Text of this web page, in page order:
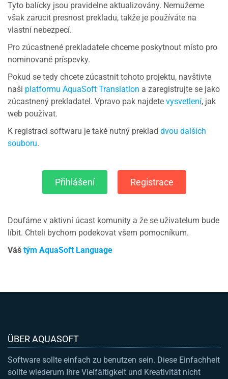
Tyto balícky jsou pravidelne aktualizovány. Nemužeme
však zarucit presnost prekladu, takže je používáte na
vlastní nebezpecí.
Pro zúcastnené prekladatele chceme poskytnout místo pro
nominované príspevky.
Pokud se tedy chcete zúcastnit tohoto projektu, navštivte
naši platformu AquaSoft Translation a zaregistrujte se jako
zúcastnený prekladatel. Vpravo pak najdete vysvetlení, jak
web používat.
K registraci softwaru je také nutný preklad dvou dalších
souboru.
Přihlášení Registrace
Doufáme v aktivní úcast komunity a že se uživatelum bude
líbit. Chteli bychom podekovat všem pomocníkum.
Váš tým AquaSoft Language
ÜBER AQUASOFT
Software sollte einfach zu benutzen sein. Diese Einfachheit
sollte wiederum Ihre Vielfältigkeit und Kreativität nicht